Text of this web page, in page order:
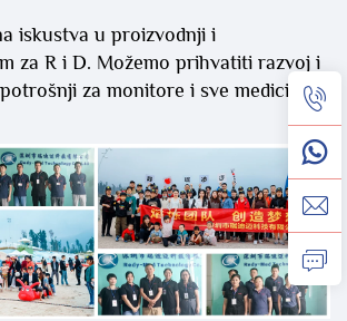
iskustva u proizvodnji i
za R i D. Možemo prihvatiti razvoj i
za monitore i sve medicinske